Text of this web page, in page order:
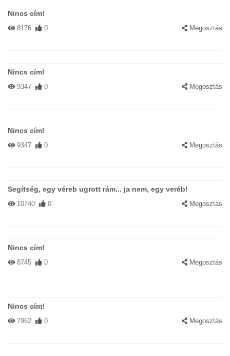
Nincs cím!
8176 0 Megosztás
Nincs cím!
9347 0 Megosztás
Nincs cím!
9347 0 Megosztás
Segítség, egy véreb ugrott rám... ja nem, egy veréb!
10740 0 Megosztás
Nincs cím!
8745 0 Megosztás
Nincs cím!
7962 0 Megosztás